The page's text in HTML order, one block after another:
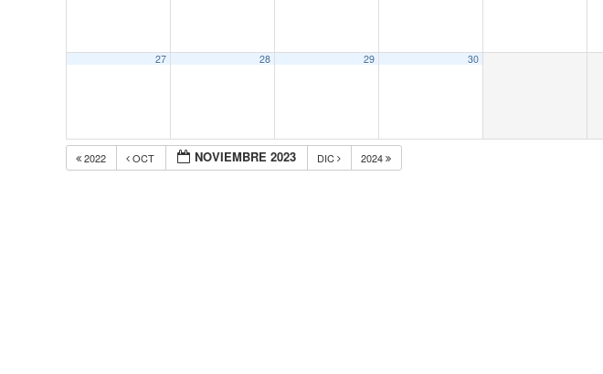
27 28 29 30
2022 OCT NOVIEMBRE 2023 DIC 2024